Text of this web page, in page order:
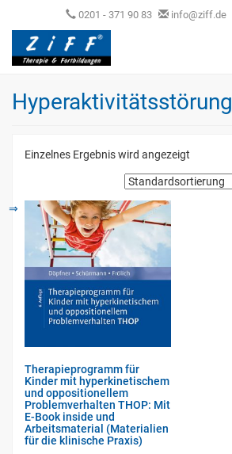
0201 - 371 90 83 info@ziff.de
Hyperaktivitätsstörung
Einzelnes Ergebnis wird angezeigt
Therapieprogramm für
Kinder mit hyperkinetischem
und oppositionellem
Problemverhalten THOP: Mit
E-Book inside und
Arbeitsmaterial (Materialien
für die klinische Praxis)